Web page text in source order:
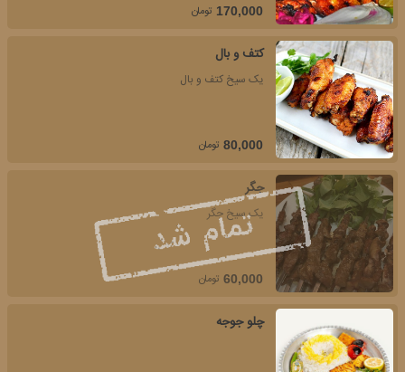
170,000 تومان
کتف و بال
یک سیخ کتف و بال
80,000 تومان
جگر
یک سیخ جگر
60,000 تومان
چلو جوجه